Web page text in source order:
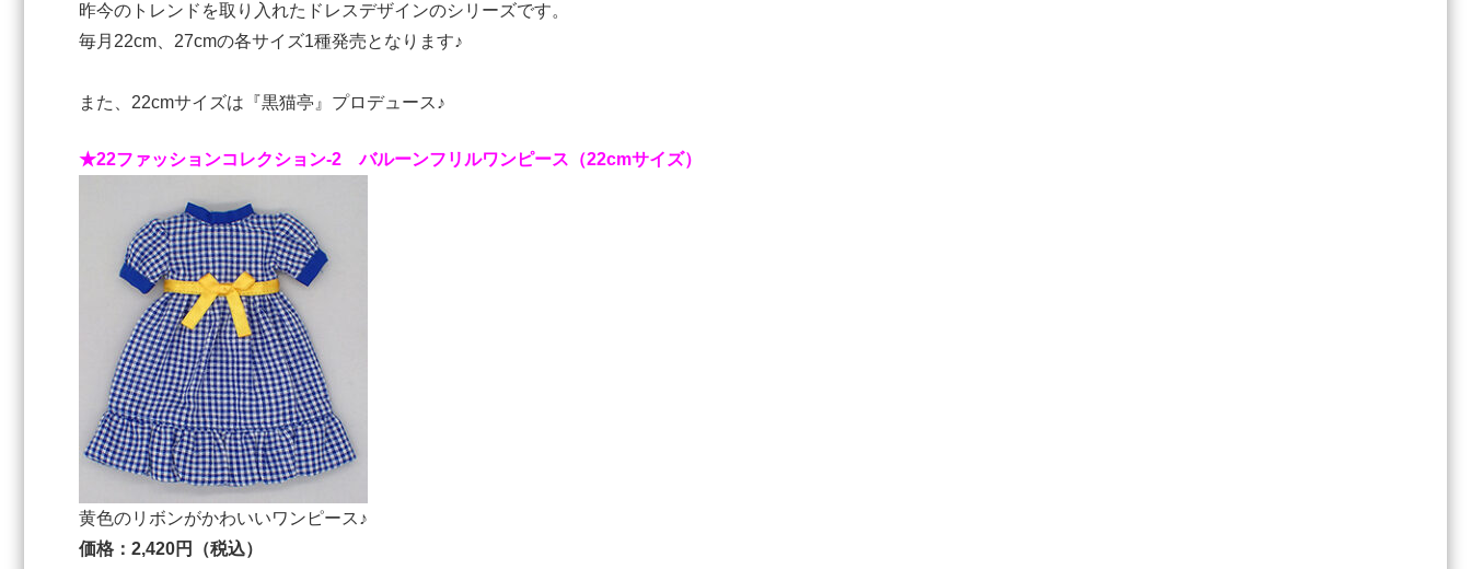
昨今のトレンドを取り入れたドレスデザインのシリーズです。
毎月22cm、27cmの各サイズ1種発売となります♪
また、22cmサイズは『黒猫亭』プロデュース♪
★22ファッションコレクション-2 バルーンフリルワンピース（22cmサイズ）
⻩⾊のリボンがかわいいワンピース♪
価格：2,420円（税込）